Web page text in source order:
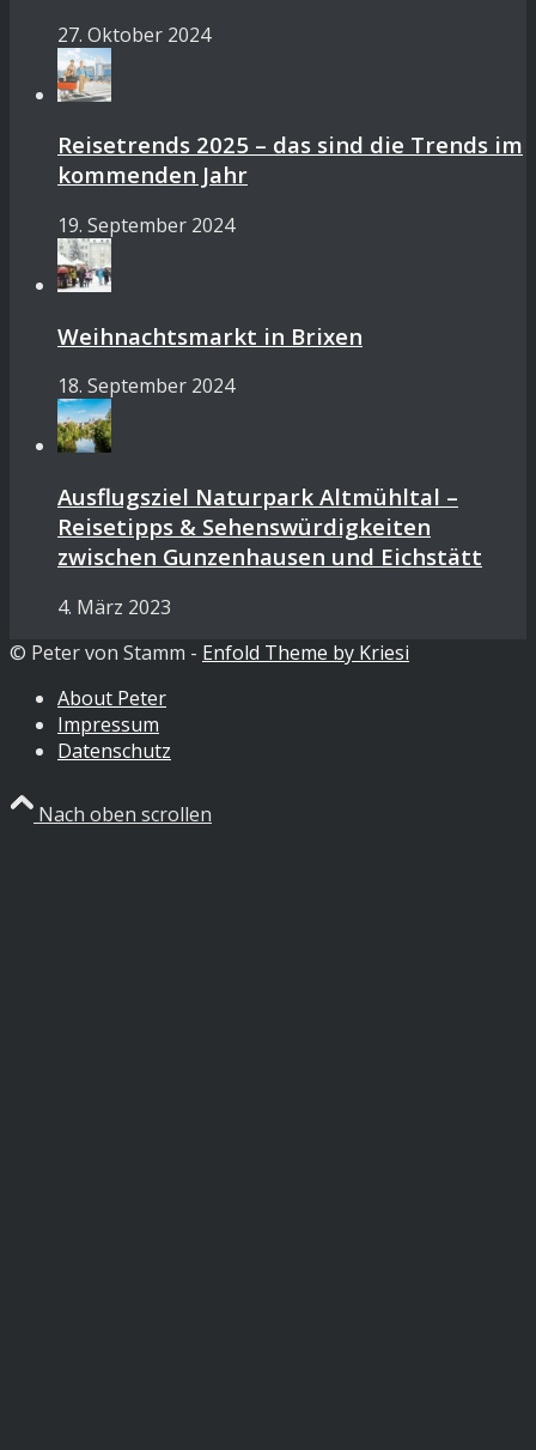
27. Oktober 2024
Reisetrends 2025 – das sind die Trends im
kommenden Jahr
19. September 2024
Weihnachtsmarkt in Brixen
18. September 2024
Ausflugsziel Naturpark Altmühltal –
Reisetipps & Sehenswürdigkeiten
zwischen Gunzenhausen und Eichstätt
4. März 2023
© Peter von Stamm - Enfold Theme by Kriesi
About Peter
Impressum
Datenschutz
Nach oben scrollen